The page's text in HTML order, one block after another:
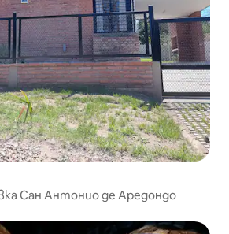
Сан Антонио де Аредондо